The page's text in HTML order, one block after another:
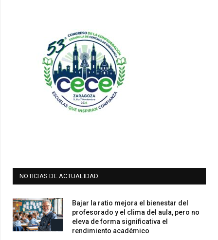
NOTICIAS DE ACTUALIDAD
Bajar la ratio mejora el bienestar del
profesorado y el clima del aula, pero no
eleva de forma significativa el
rendimiento académico